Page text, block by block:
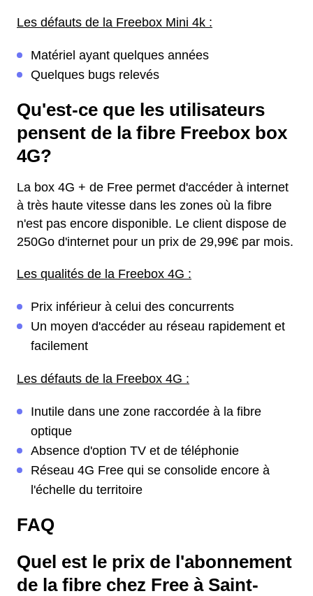
Les défauts de la Freebox Mini 4k :
Matériel ayant quelques années
Quelques bugs relevés
Qu'est-ce que les utilisateurs
pensent de la fibre Freebox box
4G?
La box 4G + de Free permet d'accéder à internet
à très haute vitesse dans les zones où la fibre
n'est pas encore disponible. Le client dispose de
250Go d'internet pour un prix de 29,99€ par mois.
Les qualités de la Freebox 4G :
Prix inférieur à celui des concurrents
Un moyen d'accéder au réseau rapidement et
facilement
Les défauts de la Freebox 4G :
Inutile dans une zone raccordée à la fibre
optique
Absence d'option TV et de téléphonie
Réseau 4G Free qui se consolide encore à
l'échelle du territoire
FAQ
Quel est le prix de l'abonnement
de la fibre chez Free à Saint-